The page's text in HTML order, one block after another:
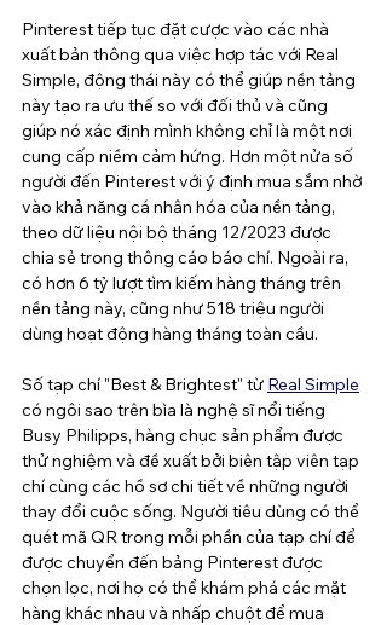
Pinterest tiếp tục đặt cược vào các nhà
xuất bản thông qua việc hợp tác với Real
Simple, động thái này có thể giúp nền tảng
này tạo ra ưu thế so với đối thủ và cũng
giúp nó xác định mình không chỉ là một nơi
cung cấp niềm cảm hứng. Hơn một nửa số
người đến Pinterest với ý định mua sắm nhờ
vào khả năng cá nhân hóa của nền tảng,
theo dữ liệu nội bộ tháng 12/2023 được
chia sẻ trong thông cáo báo chí. Ngoài ra,
có hơn 6 tỷ lượt tìm kiếm hàng tháng trên
nền tảng này, cũng như 518 triệu người
dùng hoạt động hàng tháng toàn cầu.
Số tạp chí "Best & Brightest" từ Real Simple
có ngôi sao trên bìa là nghệ sĩ nổi tiếng
Busy Philipps, hàng chục sản phẩm được
thử nghiệm và đề xuất bởi biên tập viên tạp
chí cùng các hồ sơ chi tiết về những người
thay đổi cuộc sống. Người tiêu dùng có thể
quét mã QR trong mỗi phần của tạp chí để
được chuyển đến bảng Pinterest được
chọn lọc, nơi họ có thể khám phá các mặt
hàng khác nhau và nhấp chuột để mua